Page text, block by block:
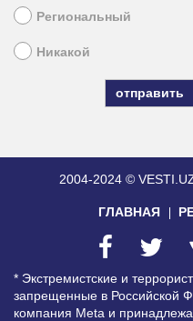
Региональный
Никакой
2004-2024 ©
ГЛАВНАЯ
* Экстремистские и
запрещенные в Российской
компания Meta и